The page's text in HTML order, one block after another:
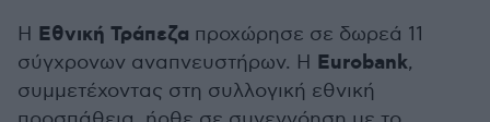
Η Εθνική Τράπεζα προχώρησε σε δωρεά 11
σύγχρονων αναπνευστήρων. Η Eurobank,
συμμετέχοντας στη συλλογική εθνική